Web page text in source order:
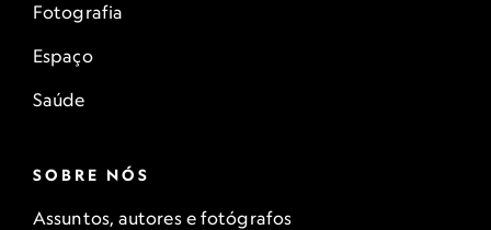
Fotografia
Espaço
Saúde
SOBRE NÓS
Assuntos, autores e fotógrafos